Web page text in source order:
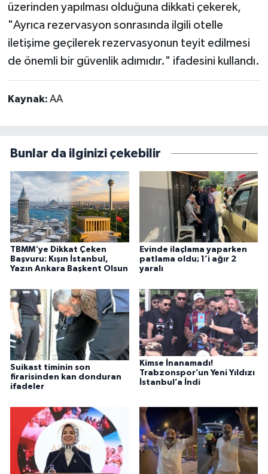
üzerinden yapılması olduğuna dikkati çekerek,
"Ayrıca rezervasyon sonrasında ilgili otelle
iletişime geçilerek rezervasyonun teyit edilmesi
de önemli bir güvenlik adımıdır." ifadesini kullandı.
Kaynak: AA
Bunlar da ilginizi çekebilir
TBMM'ye Dikkat Çeken
Başvuru: Kışın İstanbul,
Yazın Ankara Başkent Olsun
Evinde ilaçlama yaparken
patlama oldu; 1’i ağır 2
yaralı
Suikast timinin son
firarisinden kan donduran
ifadeler
Kimse İnanamadı!
Trabzonspor’un Yeni Yıldızı
İstanbul’a İndi